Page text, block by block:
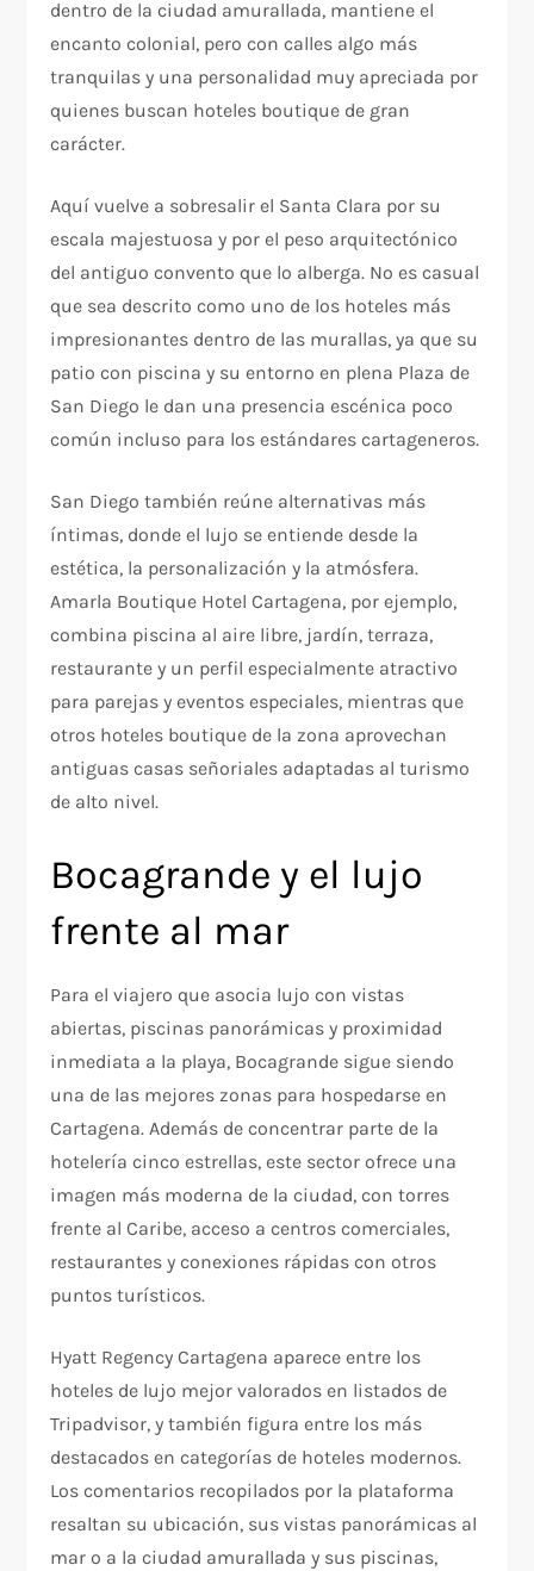
dentro de la ciudad amurallada, mantiene el
encanto colonial, pero con calles algo más
tranquilas y una personalidad muy apreciada por
quienes buscan hoteles boutique de gran
carácter.​
Aquí vuelve a sobresalir el Santa Clara por su
escala majestuosa y por el peso arquitectónico
del antiguo convento que lo alberga. No es casual
que sea descrito como uno de los hoteles más
impresionantes dentro de las murallas, ya que su
patio con piscina y su entorno en plena Plaza de
San Diego le dan una presencia escénica poco
común incluso para los estándares cartageneros.​
San Diego también reúne alternativas más
íntimas, donde el lujo se entiende desde la
estética, la personalización y la atmósfera.
Amarla Boutique Hotel Cartagena, por ejemplo,
combina piscina al aire libre, jardín, terraza,
restaurante y un perfil especialmente atractivo
para parejas y eventos especiales, mientras que
otros hoteles boutique de la zona aprovechan
antiguas casas señoriales adaptadas al turismo
de alto nivel.
Bocagrande y el lujo
frente al mar
Para el viajero que asocia lujo con vistas
abiertas, piscinas panorámicas y proximidad
inmediata a la playa, Bocagrande sigue siendo
una de las mejores zonas para hospedarse en
Cartagena. Además de concentrar parte de la
hotelería cinco estrellas, este sector ofrece una
imagen más moderna de la ciudad, con torres
frente al Caribe, acceso a centros comerciales,
restaurantes y conexiones rápidas con otros
puntos turísticos.​
Hyatt Regency Cartagena aparece entre los
hoteles de lujo mejor valorados en listados de
Tripadvisor, y también figura entre los más
destacados en categorías de hoteles modernos.
Los comentarios recopilados por la plataforma
resaltan su ubicación, sus vistas panorámicas al
mar o a la ciudad amurallada y sus piscinas,